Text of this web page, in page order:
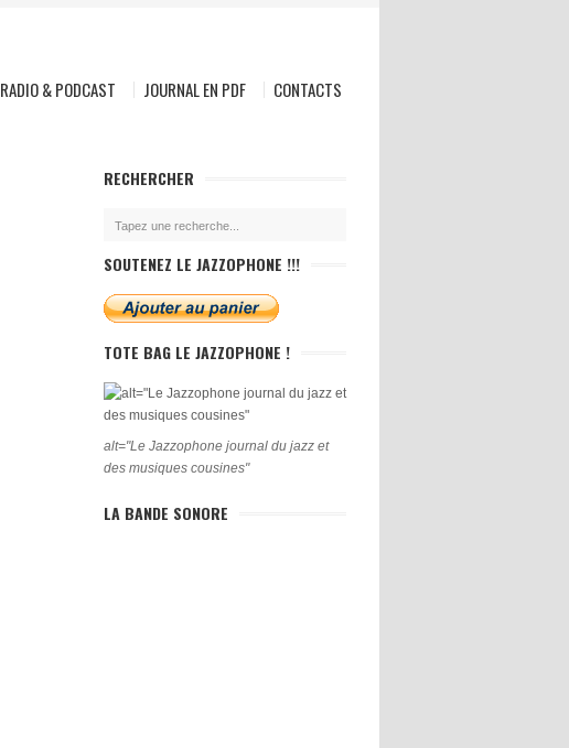
RADIO & PODCAST JOURNAL EN PDF CONTACTS
RECHERCHER
SOUTENEZ LE JAZZOPHONE !!!
TOTE BAG LE JAZZOPHONE !
alt="Le Jazzophone journal du jazz et
des musiques cousines"
LA BANDE SONORE